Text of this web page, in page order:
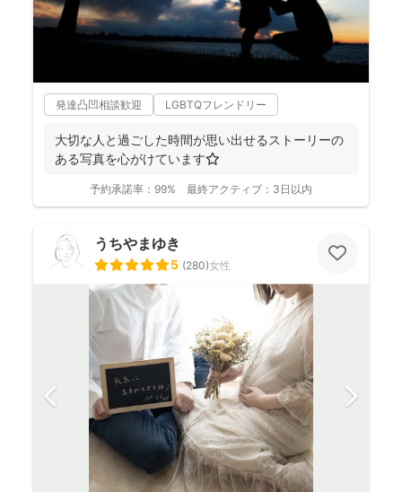
発達凸凹相談歓迎 LGBTQフレンドリー
大切な人と過ごした時間が思い出せるストーリーの
ある写真を心がけています⭐️
予約承諾率： 99% 最終アクティブ： 3日以内
うちやまゆき
5 (280)女性